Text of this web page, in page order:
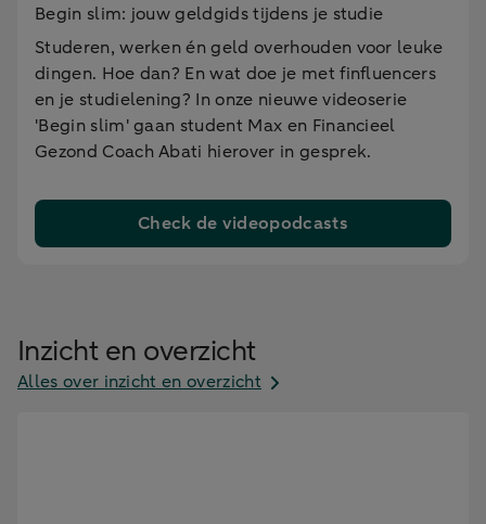
Begin slim: jouw geldgids tijdens je studie
Studeren, werken én geld overhouden voor leuke
dingen. Hoe dan? En wat doe je met finfluencers
en je studielening? In onze nieuwe videoserie
'Begin slim' gaan student Max en Financieel
Gezond Coach Abati hierover in gesprek.
Check de videopodcasts
Inzicht en overzicht
Alles over inzicht en overzicht